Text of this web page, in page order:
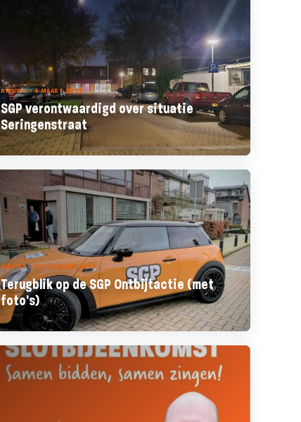
NIEUWS - 4 MAART 2026
SGP verontwaardigd over situatie
Seringenstraat
NIEUWS - 28 FEBRUARI 2026
Terugblik op de SGP Ontbijtactie (met
foto's)